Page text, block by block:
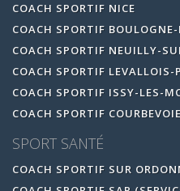
COACH SPORTIF NICE
COACH SPORTIF
COACH SPORTIF NEUILLY-
COACH SPORTIF LEVALLOIS-
COACH SPORTIF ISSY-LES-
COACH SPORTIF COURBEVOIE
SPORT SANTÉ
COACH SPORTIF SUR